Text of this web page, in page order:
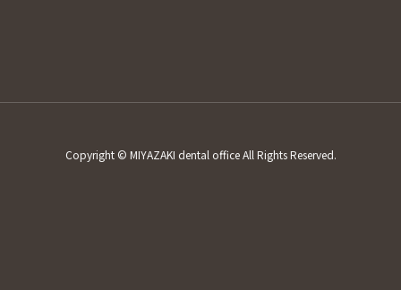
Copyright © MIYAZAKI dental office All Rights Reserved.